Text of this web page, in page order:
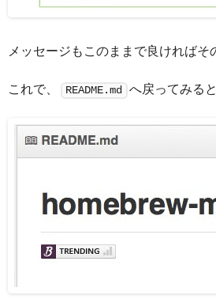
メッセージもこのままで良ければそ
これで、 README.md へ戻ってみると